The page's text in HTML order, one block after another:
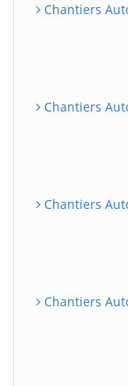
Chantiers
Chantiers
Chantiers
Chantiers